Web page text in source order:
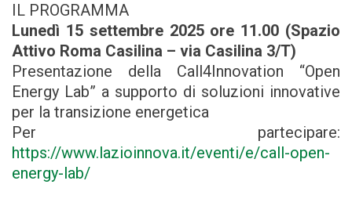
IL PROGRAMMA
Lunedì 15 settembre 2025 ore 11.00 (Spazio
Attivo Roma Casilina – via Casilina 3/T)
Presentazione della Call4Innovation “Open
Energy Lab” a supporto di soluzioni innovative
per la transizione energetica
Per partecipare:
https://www.lazioinnova.it/eventi/e/call-open-
energy-lab/